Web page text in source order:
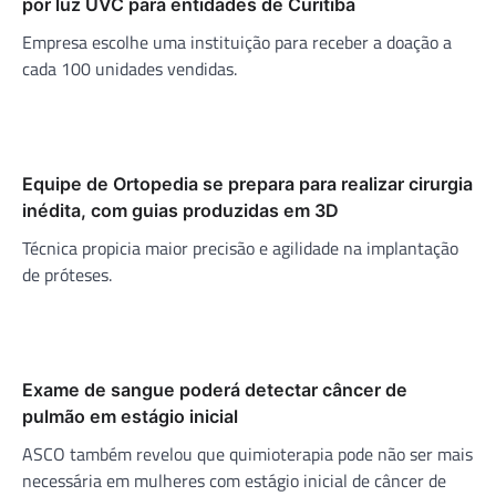
Empresa escolhe uma instituição para receber a doação a
cada 100 unidades vendidas.
Equipe de Ortopedia se prepara para realizar cirurgia
inédita, com guias produzidas em 3D
Técnica propicia maior precisão e agilidade na implantação
de próteses.
Exame de sangue poderá detectar câncer de
pulmão em estágio inicial
ASCO também revelou que quimioterapia pode não ser mais
necessária em mulheres com estágio inicial de câncer de